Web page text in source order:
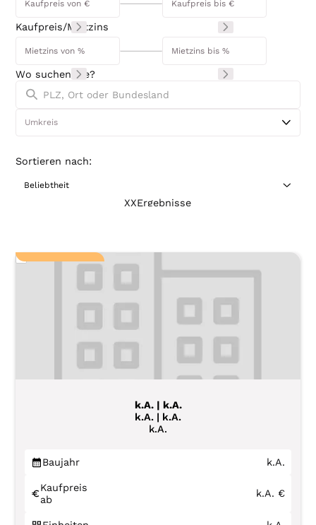
Kaufpreis/Mietzins
Wo suchen Sie?
XXErgebnisse
Sortieren nach:
k.A. | k.A.
k.A. | k.A.
k.A.
Baujahr k.A.
Kaufpreis
ab
k.A. €